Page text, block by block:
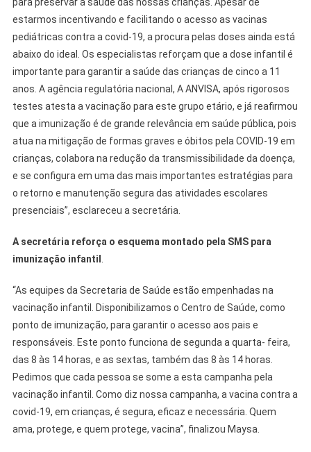
para preservar a saúde das nossas crianças. Apesar de
estarmos incentivando e facilitando o acesso as vacinas
pediátricas contra a covid-19, a procura pelas doses ainda está
abaixo do ideal. Os especialistas reforçam que a dose infantil é
importante para garantir a saúde das crianças de cinco a 11
anos. A agência regulatória nacional, A ANVISA, após rigorosos
testes atesta a vacinação para este grupo etário, e já reafirmou
que a imunização é de grande relevância em saúde pública, pois
atua na mitigação de formas graves e óbitos pela COVID-19 em
crianças, colabora na redução da transmissibilidade da doença,
e se configura em uma das mais importantes estratégias para
o retorno e manutenção segura das atividades escolares
presenciais”, esclareceu a secretária.
A secretária reforça o esquema montado pela SMS para
imunização infantil .
“As equipes da Secretaria de Saúde estão empenhadas na
vacinação infantil. Disponibilizamos o Centro de Saúde, como
ponto de imunização, para garantir o acesso aos pais e
responsáveis. Este ponto funciona de segunda a quarta- feira,
das 8 às 14 horas, e as sextas, também das 8 às 14 horas.
Pedimos que cada pessoa se some a esta campanha pela
vacinação infantil. Como diz nossa campanha, a vacina contra a
covid-19, em crianças, é segura, eficaz e necessária. Quem
ama, protege, e quem protege, vacina”, finalizou Maysa.